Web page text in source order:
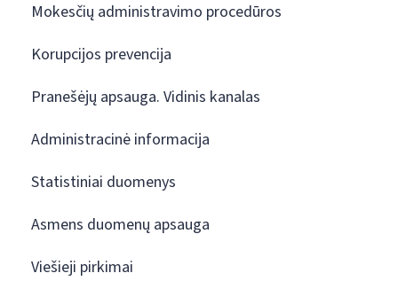
Mokesčių administravimo procedūros
Korupcijos prevencija
Pranešėjų apsauga. Vidinis kanalas
Administracinė informacija
Statistiniai duomenys
Asmens duomenų apsauga
Viešieji pirkimai